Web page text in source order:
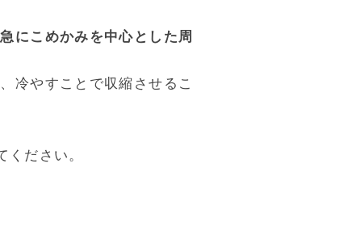
にこめかみを中心とした周
冷やすことで収縮させるこ
ださい。